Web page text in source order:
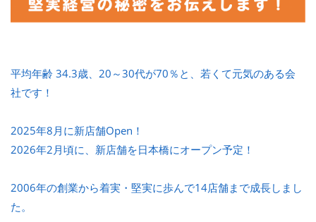
平均年齢 34.3歳、20～30代が70％と、若くて元気のある会
社です！
2025年8月に新店舗Open！
2026年2月頃に、新店舗を日本橋にオープン予定！
2006年の創業から着実・堅実に歩んで14店舗まで成長しまし
た。